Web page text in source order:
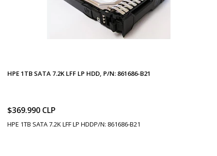
HPE 1TB SATA 7.2K LFF LP HDD, P/N: 861686-B21
$369.990 CLP
HPE 1TB SATA 7.2K LFF LP HDDP/N: 861686-B21